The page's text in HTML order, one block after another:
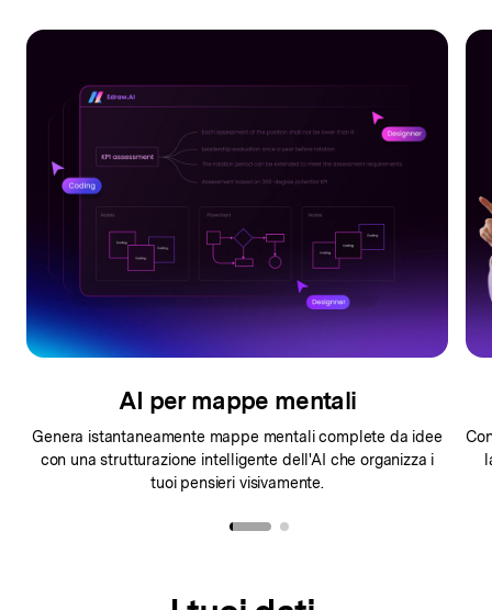
AI per mappe mentali
Genera istantaneamente mappe mentali complete da idee
con una strutturazione intelligente dell'AI che organizza i
tuoi pensieri visivamente.